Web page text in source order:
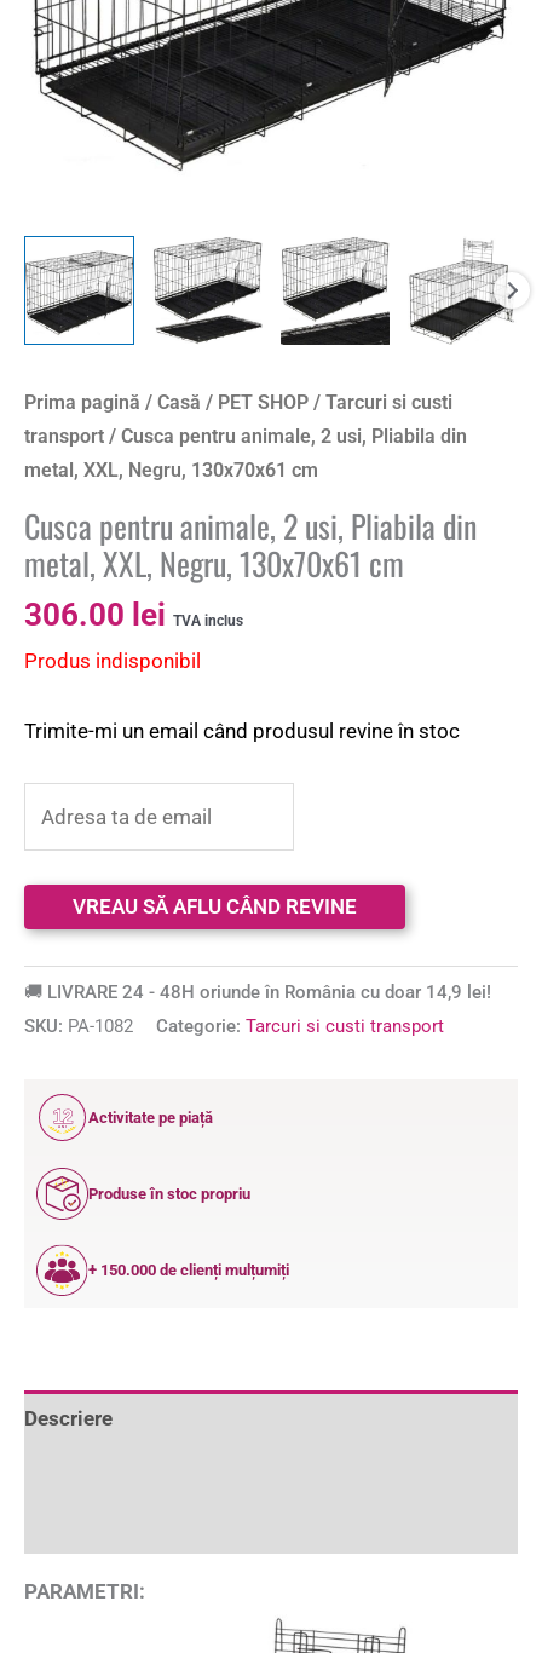
Prima pagină / Casă / PET SHOP / Tarcuri si custi
transport / Cusca pentru animale, 2 usi, Pliabila din
metal, XXL, Negru, 130x70x61 cm
Cusca pentru animale, 2 usi, Pliabila din
metal, XXL, Negru, 130x70x61 cm
306.00 lei TVA inclus
Produs indisponibil
Trimite-mi un email când produsul revine în stoc
🚚 LIVRARE 24 - 48H oriunde în România cu doar 14,9 lei!
SKU: PA-1082 Categorie: Tarcuri si custi transport
12
ANI
Activitate pe piață
Produse în stoc propriu
+ 150.000 de clienți mulțumiți
Descriere
PARAMETRI: